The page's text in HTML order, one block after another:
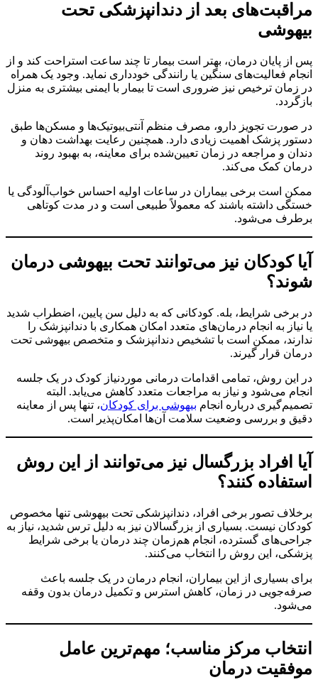
مراقبت‌های بعد از دندانپزشکی تحت
بیهوشی
پس از پایان درمان، بهتر است بیمار تا چند ساعت استراحت کند و از
انجام فعالیت‌های سنگین یا رانندگی خودداری نماید. وجود یک همراه
در زمان ترخیص نیز ضروری است تا بیمار با ایمنی بیشتری به منزل
بازگردد.
در صورت تجویز دارو، مصرف منظم آنتی‌بیوتیک‌ها و مسکن‌ها طبق
دستور پزشک اهمیت زیادی دارد. همچنین رعایت بهداشت دهان و
دندان و مراجعه در زمان تعیین‌شده برای معاینه، به بهبود روند
درمان کمک می‌کند.
ممکن است برخی بیماران در ساعات اولیه احساس خواب‌آلودگی یا
خستگی داشته باشند که معمولاً طبیعی است و در مدت کوتاهی
برطرف می‌شود.
آیا کودکان نیز می‌توانند تحت بیهوشی درمان
شوند؟
در برخی شرایط، بله. کودکانی که به دلیل سن پایین، اضطراب شدید
یا نیاز به انجام درمان‌های متعدد امکان همکاری با دندانپزشک را
ندارند، ممکن است با تشخیص دندانپزشک و متخصص بیهوشی تحت
درمان قرار گیرند.
در این روش، تمامی اقدامات درمانی موردنیاز کودک در یک جلسه
انجام می‌شود و نیاز به مراجعات متعدد کاهش می‌یابد. البته
تصمیم‌گیری درباره انجام بیهوشی برای کودکان، تنها پس از معاینه
دقیق و بررسی وضعیت سلامت آن‌ها امکان‌پذیر است.
آیا افراد بزرگسال نیز می‌توانند از این روش
استفاده کنند؟
برخلاف تصور برخی افراد، دندانپزشکی تحت بیهوشی تنها مخصوص
کودکان نیست. بسیاری از بزرگسالان نیز به دلیل ترس شدید، نیاز به
جراحی‌های گسترده، انجام هم‌زمان چند درمان یا برخی شرایط
پزشکی، این روش را انتخاب می‌کنند.
برای بسیاری از این بیماران، انجام درمان در یک جلسه باعث
صرفه‌جویی در زمان، کاهش استرس و تکمیل درمان بدون وقفه
می‌شود.
انتخاب مرکز مناسب؛ مهم‌ترین عامل
موفقیت درمان